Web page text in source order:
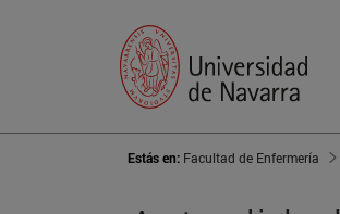
Estás en: Facultad de Enfermería